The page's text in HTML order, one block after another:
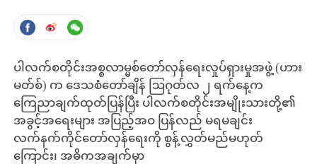
ပါလက်စတိုင်းအစ္စလာမ္မစ်တော်လှန်ရေးလှုပ်ရှားမှုအဖွဲ့ (ဟား
မတ်စ်) က ဒေသစံတော်ချိန် ဩဂုတ်လ ၂ ရက်နေ့က
ကြေညာချက်ထုတ်ပြန်ပြီး ပါလက်စတိုင်းအမျိုးသားတို့၏
အခွင့်အရေးများ အပြည့်အဝ ပြန်လည် မရမချင်း
လက်နက်ကိုင်တော်လှန်ရေးကို စွန့်လွှတ်မည်မဟုတ်
ကြောင်း၊ အဓိကအချက်မှာ